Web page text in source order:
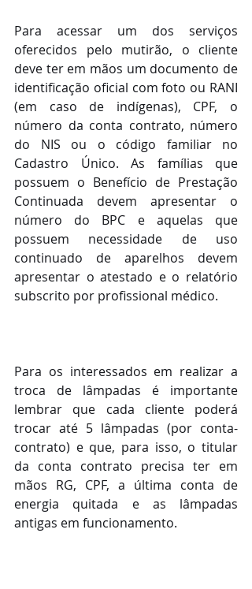
Para acessar um dos serviços
oferecidos pelo mutirão, o cliente
deve ter em mãos um documento de
identificação oficial com foto ou RANI
(em caso de indígenas), CPF, o
número da conta contrato, número
do NIS ou o código familiar no
Cadastro Único. As famílias que
possuem o Benefício de Prestação
Continuada devem apresentar o
número do BPC e aquelas que
possuem necessidade de uso
continuado de aparelhos devem
apresentar o atestado e o relatório
subscrito por profissional médico.
Para os interessados em realizar a
troca de lâmpadas é importante
lembrar que cada cliente poderá
trocar até 5 lâmpadas (por conta-
contrato) e que, para isso, o titular
da conta contrato precisa ter em
mãos RG, CPF, a última conta de
energia quitada e as lâmpadas
antigas em funcionamento.